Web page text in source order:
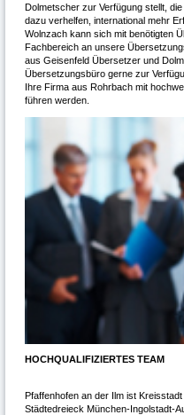
Dolmetscher zur Verfügung stellt,
dazu verhelfen, international mehr
Wolnzach kann sich mit benötigten
Fachbereich an unsere
aus Geisenfeld Übersetzer und
Übersetzungsbüro gerne zur
Ihre Firma aus Rohrbach mit
führen werden.
HOCHQUALIFIZIERTES TEAM
Pfaffenhofen an der Ilm ist
Städtedreieck München-Ingolstadt-